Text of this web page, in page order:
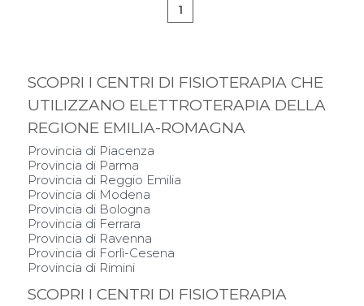
1
SCOPRI I CENTRI DI FISIOTERAPIA CHE
UTILIZZANO ELETTROTERAPIA DELLA
REGIONE EMILIA-ROMAGNA
Provincia di Piacenza
Provincia di Parma
Provincia di Reggio Emilia
Provincia di Modena
Provincia di Bologna
Provincia di Ferrara
Provincia di Ravenna
Provincia di Forlì-Cesena
Provincia di Rimini
SCOPRI I CENTRI DI FISIOTERAPIA